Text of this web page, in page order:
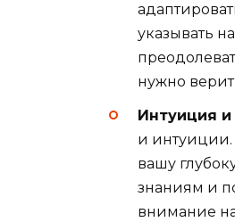
указывать
нужно
Интуиция
и
вашу
знаниям и
внимание